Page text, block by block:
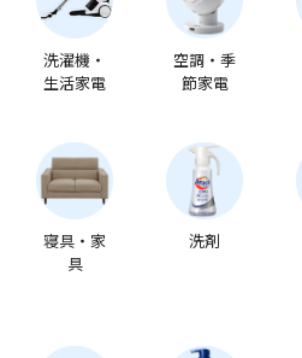
洗濯機・
生活家電
空調・季
節家電
寝具・家
具
洗剤